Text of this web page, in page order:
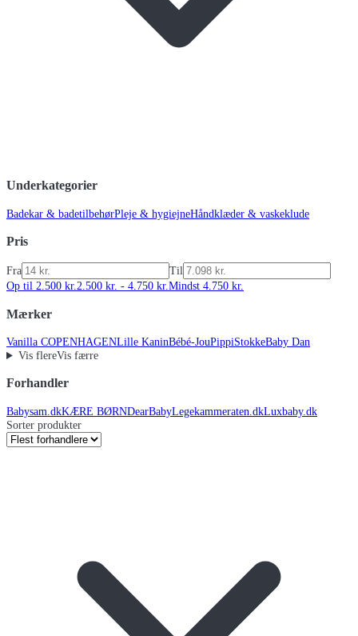
Underkategorier
Badekar & badetilbehørPleje & hygiejneHåndklæder & vaskeklude
Pris
Fra
Til
Op til 2.500 kr.2.500 kr. - 4.750 kr.Mindst 4.750 kr.
Mærker
Vanilla COPENHAGENLille KaninBébé-JouPippiStokkeBaby Dan
Vis flereVis færre
Forhandler
Babysam.dkKÆRE BØRNDearBabyLegekammeraten.dkLuxbaby.dk
Sorter produkter